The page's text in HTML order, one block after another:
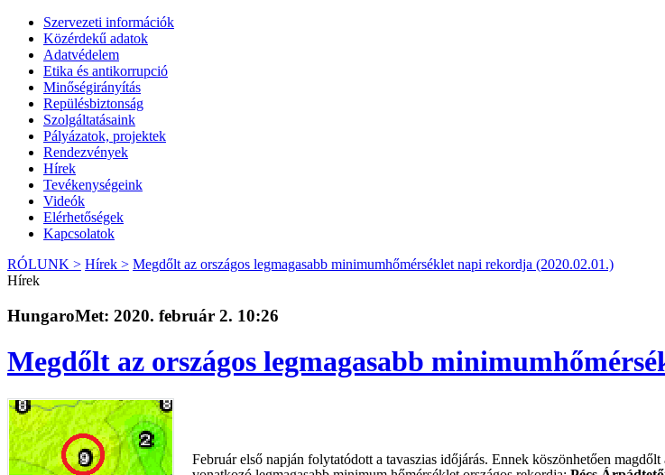
Szervezeti információk
Közérdekű adatok
Adatvédelem
Etika és antikorrupció
Minőségirányítás
Repülésbiztonság
Szolgáltatásaink
Pályázatok, projektek
Rendezvények
Hírek
Tevékenységeink
Videók
Elérhetőségek
Kapcsolatok
RÓLUNK > Hírek > Megdőlt az országos legmagasabb minimumhőmérséklet napi rekordja (2020.02.01.)
Hírek
HungaroMet: 2020. február 2. 10:26
Megdőlt az országos legmagasabb
Február első napján folytatódott a tavaszias időjárás. Ennek köszönhetően magdőlt